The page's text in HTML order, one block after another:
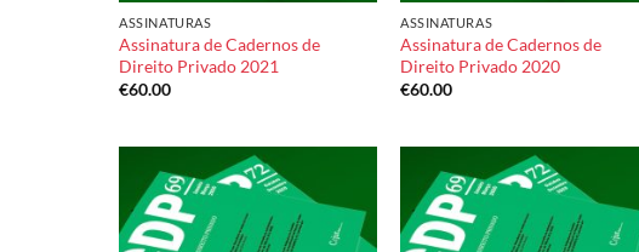
ASSINATURAS
Assinatura de Cadernos de
Direito Privado 2021
€60.00
ASSINATURAS
Assinatura de Cadernos de
Direito Privado 2020
€60.00
Add to
wishlist
Add to
wishlist